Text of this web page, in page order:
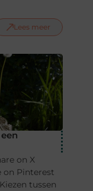
Lees meer
on X
on Pinterest
tussen